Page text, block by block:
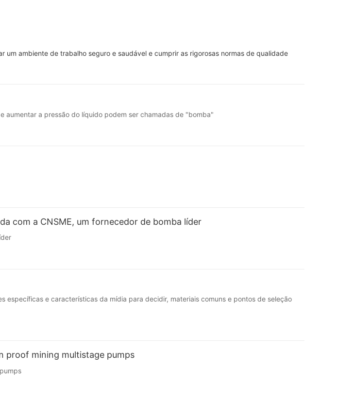
ambiente de trabalho seguro e saudável e cumprir as rigorosas normas de qualidade
aumentar a pressão do líquido podem ser chamadas de "bomba"
com a CNSME, um fornecedor de bomba líder
e características da mídia para decidir, materiais comuns e pontos de seleção
proof mining multistage pumps